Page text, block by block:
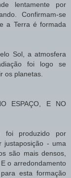
lentamente por
Confirmam-se
a Terra é formada
Sol, a atmosfera
foi logo se
os planetas.
ESPAÇO, E NO
foi produzido por
justaposição - uma
são mais densos,
o arredondamento
esta formação